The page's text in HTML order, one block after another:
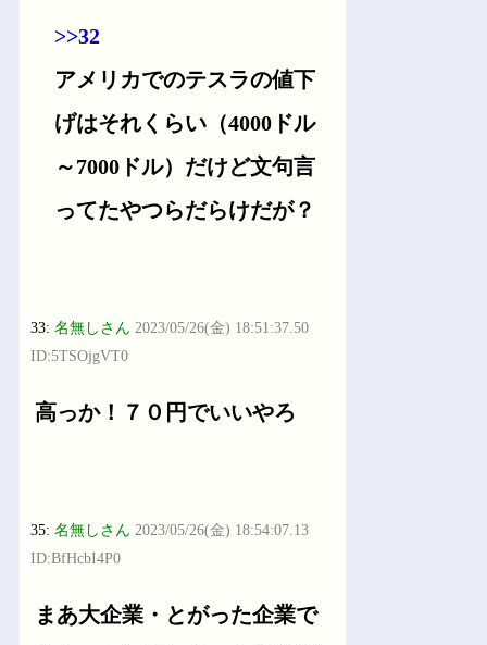
>>32
アメリカでのテスラの値下
げはそれくらい（4000ドル
～7000ドル）だけど文句言
ってたやつらだらけだが？
33:名無しさん 2023/05/26(金) 18:51:37.50
ID:5TSOjgVT0
高っか！７０円でいいやろ
35:名無しさん 2023/05/26(金) 18:54:07.13
ID:BfHcbI4P0
まあ大企業・とがった企業で